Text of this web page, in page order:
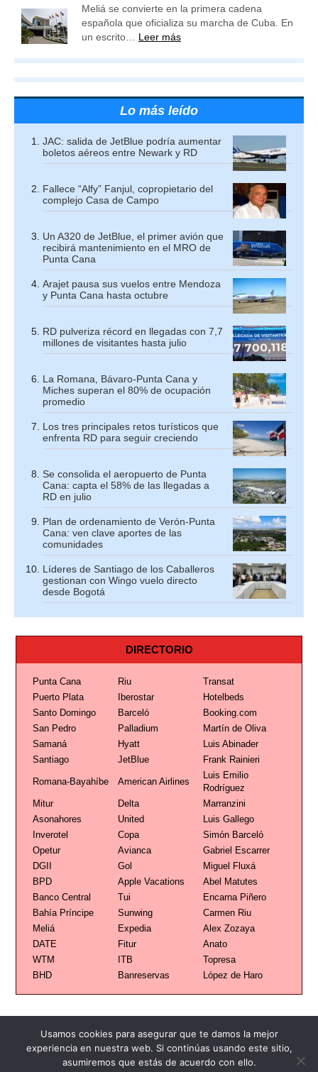
Meliá se convierte en la primera cadena
española que oficializa su marcha de Cuba. En
un escrito… Leer más
Lo más leído
JAC: salida de JetBlue podría aumentar
boletos aéreos entre Newark y RD
Fallece “Alfy” Fanjul, copropietario del
complejo Casa de Campo
Un A320 de JetBlue, el primer avión que
recibirá mantenimiento en el MRO de
Punta Cana
Arajet pausa sus vuelos entre Mendoza
y Punta Cana hasta octubre
RD pulveriza récord en llegadas con 7,7
millones de visitantes hasta julio
La Romana, Bávaro-Punta Cana y
Miches superan el 80% de ocupación
promedio
Los tres principales retos turísticos que
enfrenta RD para seguir creciendo
Se consolida el aeropuerto de Punta
Cana: capta el 58% de las llegadas a
RD en julio
Plan de ordenamiento de Verón-Punta
Cana: ven clave aportes de las
comunidades
Líderes de Santiago de los Caballeros
gestionan con Wingo vuelo directo
desde Bogotá
DIRECTORIO
Punta Cana Riu
Transat
Puerto Plata
Iberostar
Hotelbeds
Santo Domingo
Barceló
Booking.com
San Pedro
Palladium
Martín de Oliva
Samaná
Hyatt
Luis Abinader
Santiago
JetBlue Frank Rainieri
Romana-Bayahíbe American Airlines
Luis Emilio
Rodríguez
Mitur
Delta
Marranzini
Asonahores
United
Luis Gallego
Inverotel
Copa
Simón Barceló
Opetur
Avianca
Gabriel Escarrer
DGII
Gol
Miguel Fluxá
BPD
Apple Vacations
Abel Matutes
Banco Central
Tui
Encarna Piñero
Bahía Príncipe
Sunwing
Carmen Riu
Meliá
Expedia
Alex Zozaya
DATE
Fitur
Anato
WTM
ITB
Topresa
BHD
Banreservas López de Haro
Usamos cookies para asegurar que te damos la mejor
experiencia en nuestra web. Si continúas usando este sitio,
asumiremos que estás de acuerdo con ello.
Publicidad Redacción Contacto